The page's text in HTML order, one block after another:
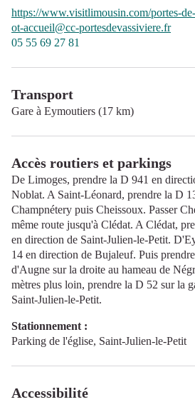
https://www.visitlimousin.com/portes-
ot-accueil@cc-portesdevassiviere.fr
05 55 69 27 81
Transport
Gare à Eymoutiers (17 km)
Accès routiers et parkings
De Limoges, prendre la D 941 en
Noblat. A Saint-Léonard, prendre la D
Champnétery puis Cheissoux. Passer
même route jusqu'à Clédat. A Clédat,
en direction de Saint-Julien-le-Petit.
14 en direction de Bujaleuf. Puis
d'Augne sur la droite au hameau de
mètres plus loin, prendre la D 52 sur la
Saint-Julien-le-Petit.
Stationnement :
Parking de l'église, Saint-Julien-le-Petit
Accessibilité